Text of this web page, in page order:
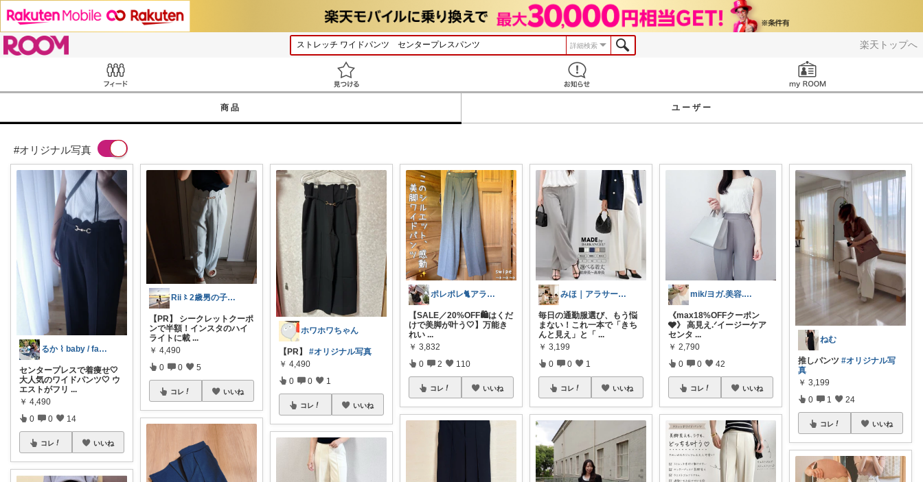
楽天トップへ
詳細検索
商品 ユーザー
#オリジナル写真
るか ⌇ baby / fashion
センタープレスで着痩せ🤍
大人気のワイドパンツ🤍 ウ
エストがフリ ...
￥ 4,490
0 0 14
コレ いいね
Rii〻2歳男の子ママ
【PR】 シークレットクーポ
ンで半額！インスタのハイ
ライトに載 ...
￥ 4,490
0 0 5
コレ いいね
ホワホワちゃん
【PR】#オリジナル写真
￥ 4,490
0 0 1
コレ いいね
ポレポレ🐈アラフィフの可愛い図鑑
【SALE／20%OFF🛍️はくだ
けで美脚が叶う🤍】万能き
れい ...
￥ 3,832
0 2 110
コレ いいね
みほ｜アラサー主婦｜共働き｜2児育児中
毎日の通勤服選び、もう悩
まない！これ一本で「きち
んと見え」と「 ...
￥ 3,199
0 0 1
コレ いいね
mik/ヨガ.美容.ファッション𓂃.✿
《max18%OFFクーポン
🩶》 高見え.ᐟイージーケア
センタ ...
￥ 2,790
0 0 42
コレ いいね
ねむ
推しパンツ#オリジナル写
真
￥ 3,199
0 1 24
コレ いいね